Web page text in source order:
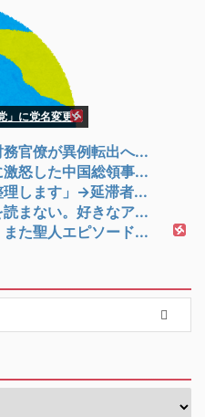
」に党名変更
務官僚が異例転出へ...
怒した中国総領事...
理します」→延滞者...
まない。好きなア...
また聖人エピソード...